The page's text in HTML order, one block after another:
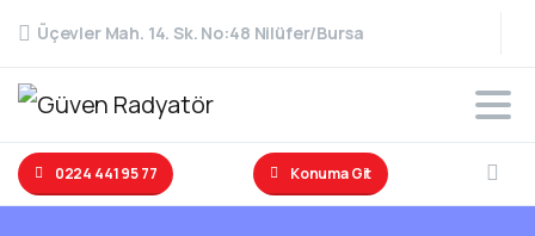
Üçevler Mah. 14. Sk. No:48 Nilüfer/Bursa
0224 441 95 77 Konuma Git